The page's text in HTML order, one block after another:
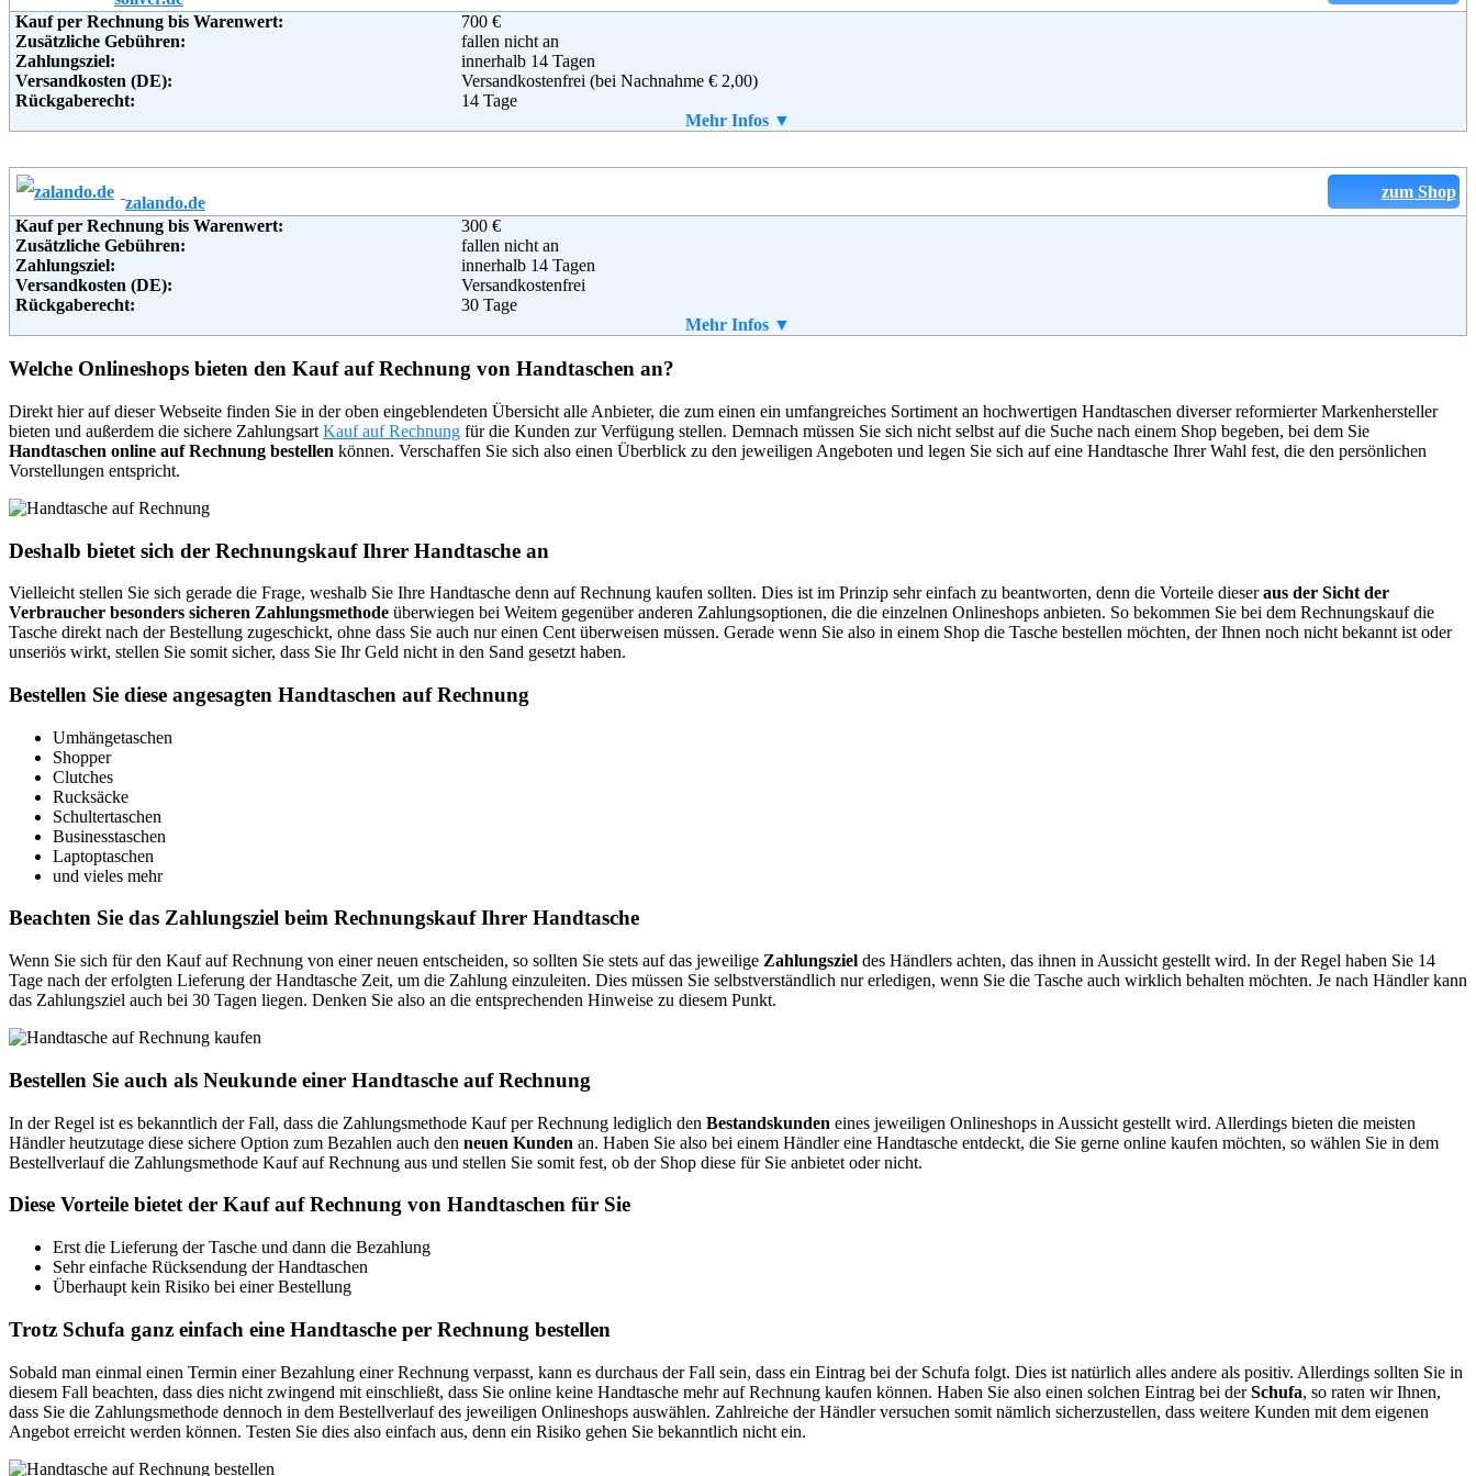
Adresse:
KARSTADT Warenhaus GmbH
Theodor-Althoff-Str. 2
45133 Essen
Telefon:
+49 (0) 180 - 5114414
Fax:
+49 (0) 180 - 5446610
Weiterführende Informationen:
AGB
Kauf per Rechnung bis Warenwert:
700 €
Zusätzliche Gebühren:
fallen nicht an
Zahlungsziel:
innerhalb 14 Tagen
Versandkosten (DE):
Versandkostenfrei (bei Nachnahme € 2,00)
Rückgaberecht:
14 Tage
Weitere Zahlungsmethoden:
Adresse:
s.Oliver Bernd Freier GmbH & Co. KG
s.Oliver Straße 1
97228 Rottendorf
Telefon:
+49 (0) 180 - 5007704
Fax:
+49 (0) 180 - 5007705
Weiterführende Informationen:
AGB
Mehr Infos ▼
zum Shop
zalando.de
Kauf per Rechnung bis Warenwert:
300 €
Zusätzliche Gebühren:
fallen nicht an
Zahlungsziel:
innerhalb 14 Tagen
Versandkosten (DE):
Versandkostenfrei
Rückgaberecht:
30 Tage
Lieferung in:
Adresse:
Zalando AG
Sonnenburger Str. 73
Fax:
Soziale Kanäle:
Mehr Infos ▼
Welche Onlineshops bieten den Kauf auf Rechnung von Handtaschen an?
Direkt hier auf dieser Webseite finden Sie in der oben eingeblendeten Übersicht alle Anbieter, die zum einen ein umfangreiches Sortiment an hochwertigen Handtaschen diverser reformierter Markenhersteller
bieten und außerdem die sichere Zahlungsart Kauf auf Rechnung für die Kunden zur Verfügung stellen. Demnach müssen Sie sich nicht selbst auf die Suche nach einem Shop begeben, bei dem Sie
Handtaschen online auf Rechnung bestellen können. Verschaffen Sie sich also einen Überblick zu den jeweiligen Angeboten und legen Sie sich auf eine Handtasche Ihrer Wahl fest, die den persönlichen
Vorstellungen entspricht.
Deshalb bietet sich der Rechnungskauf Ihrer Handtasche an
Vielleicht stellen Sie sich gerade die Frage, weshalb Sie Ihre Handtasche denn auf Rechnung kaufen sollten. Dies ist im Prinzip sehr einfach zu beantworten, denn die Vorteile dieseraus der Sicht der
Verbraucher besonders sicheren Zahlungsmethode überwiegen bei Weitem gegenüber anderen Zahlungsoptionen, die die einzelnen Onlineshops anbieten. So bekommen Sie bei dem Rechnungskauf die
Tasche direkt nach der Bestellung zugeschickt, ohne dass Sie auch nur einen Cent überweisen müssen. Gerade wenn Sie also in einem Shop die Tasche bestellen möchten, der Ihnen noch nicht bekannt ist oder
unseriös wirkt, stellen Sie somit sicher, dass Sie Ihr Geld nicht in den Sand gesetzt haben.
Bestellen Sie diese angesagten Handtaschen auf Rechnung
Umhängetaschen
Shopper
Clutches
Rucksäcke
Schultertaschen
Businesstaschen
Laptoptaschen
und vieles mehr
Beachten Sie das Zahlungsziel beim Rechnungskauf Ihrer Handtasche
Wenn Sie sich für den Kauf auf Rechnung von einer neuen entscheiden, so sollten Sie stets auf das jeweilige Zahlungsziel des Händlers achten, das ihnen in Aussicht gestellt wird. In der Regel haben Sie 14
Tage nach der erfolgten Lieferung der Handtasche Zeit, um die Zahlung einzuleiten. Dies müssen Sie selbstverständlich nur erledigen, wenn Sie die Tasche auch wirklich behalten möchten. Je nach Händler kann
das Zahlungsziel auch bei 30 Tagen liegen. Denken Sie also an die entsprechenden Hinweise zu diesem Punkt.
Bestellen Sie auch als Neukunde einer Handtasche auf Rechnung
In der Regel ist es bekanntlich der Fall, dass die Zahlungsmethode Kauf per Rechnung lediglich den Bestandskunden eines jeweiligen Onlineshops in Aussicht gestellt wird. Allerdings bieten die meisten
Händler heutzutage diese sichere Option zum Bezahlen auch den neuen Kunden an. Haben Sie also bei einem Händler eine Handtasche entdeckt, die Sie gerne online kaufen möchten, so wählen Sie in dem
Bestellverlauf die Zahlungsmethode Kauf auf Rechnung aus und stellen Sie somit fest, ob der Shop diese für Sie anbietet oder nicht.
Diese Vorteile bietet der Kauf auf Rechnung von Handtaschen für Sie
Erst die Lieferung der Tasche und dann die Bezahlung
Sehr einfache Rücksendung der Handtaschen
Überhaupt kein Risiko bei einer Bestellung
Trotz Schufa ganz einfach eine Handtasche per Rechnung bestellen
Sobald man einmal einen Termin einer Bezahlung einer Rechnung verpasst, kann es durchaus der Fall sein, dass ein Eintrag bei der Schufa folgt. Dies ist natürlich alles andere als positiv. Allerdings sollten Sie in
diesem Fall beachten, dass dies nicht zwingend mit einschließt, dass Sie online keine Handtasche mehr auf Rechnung kaufen können. Haben Sie also einen solchen Eintrag bei derSchufa, so raten wir Ihnen,
dass Sie die Zahlungsmethode dennoch in dem Bestellverlauf des jeweiligen Onlineshops auswählen. Zahlreiche der Händler versuchen somit nämlich sicherzustellen, dass weitere Kunden mit dem eigenen
Angebot erreicht werden können. Testen Sie dies also einfach aus, denn ein Risiko gehen Sie bekanntlich nicht ein.